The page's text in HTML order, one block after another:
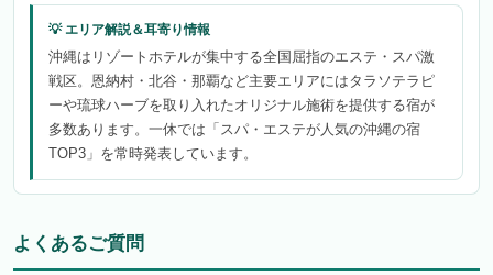
沖縄はリゾートホテルが集中する全国屈指のエステ・スパ激
戦区。恩納村・北谷・那覇など主要エリアにはタラソテラピ
ーや琉球ハーブを取り入れたオリジナル施術を提供する宿が
多数あります。一休では「スパ・エステが人気の沖縄の宿
TOP3」を常時発表しています。
よくあるご質問